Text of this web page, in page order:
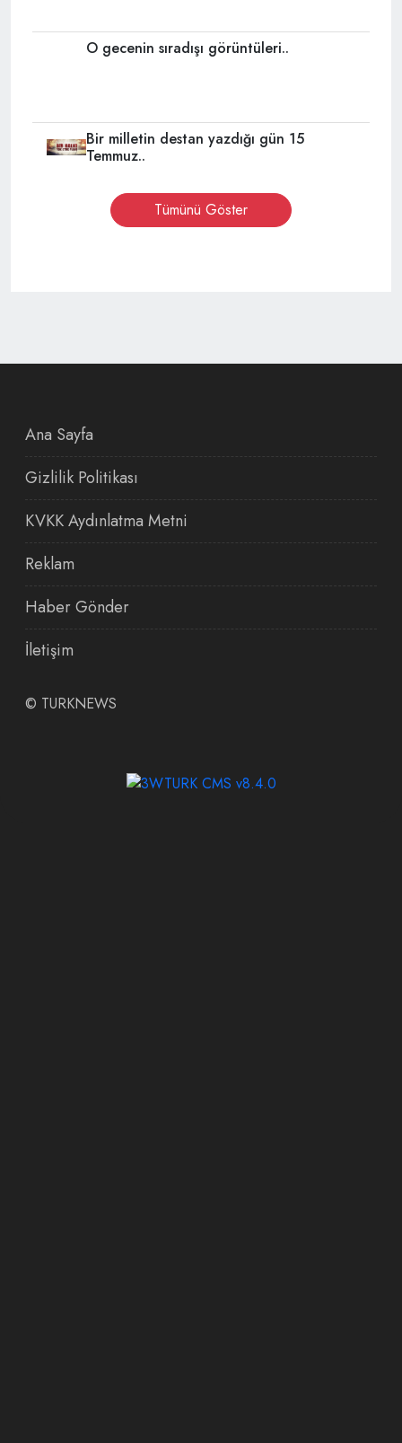
O gecenin sıradışı görüntüleri..
Bir milletin destan yazdığı gün 15
Temmuz..
Tümünü Göster
Ana Sayfa
Gizlilik Politikası
KVKK Aydınlatma Metni
Reklam
Haber Gönder
İletişim
© TURKNEWS